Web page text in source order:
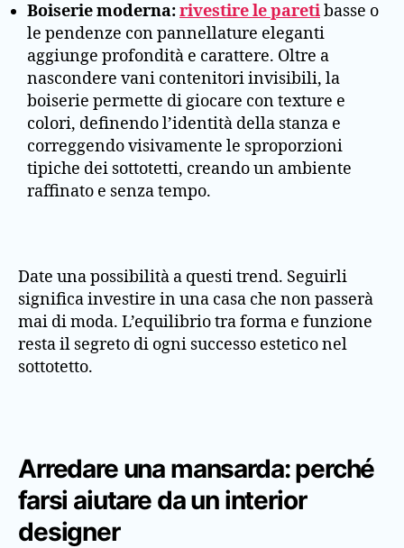
Boiserie moderna:rivestire le paretibasse o
le pendenze con pannellature eleganti
aggiunge profondità e carattere. Oltre a
nascondere vani contenitori invisibili, la
boiserie permette di giocare con texture e
colori, definendo l’identità della stanza e
correggendo visivamente le sproporzioni
tipiche dei sottotetti, creando un ambiente
raffinato e senza tempo.
Date una possibilità a questi trend. Seguirli
significa investire in una casa che non passerà
mai di moda. L’equilibrio tra forma e funzione
resta il segreto di ogni successo estetico nel
sottotetto.
Arredare una mansarda: perché
farsi aiutare da un interior
designer